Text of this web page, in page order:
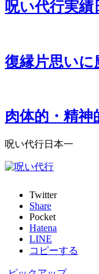
呪い代行実績
復縁片思いに
肉体的・精
呪い代行日本一
Twitter
Share
Pocket
Hatena
LINE
コピーする